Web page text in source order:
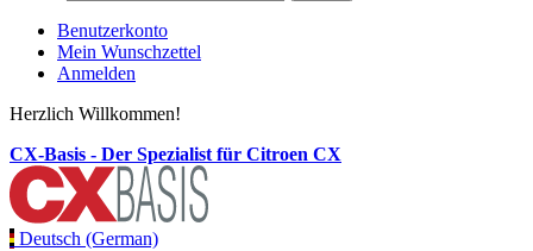
Benutzerkonto
Mein Wunschzettel
Anmelden
Herzlich Willkommen!
CX-Basis - Der Spezialist für Citroen CX
Deutsch (German)